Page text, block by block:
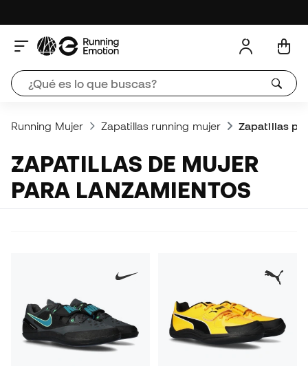
Running Mujer Zapatillas running mujer Zapatillas
ZAPATILLAS DE MUJER
PARA LANZAMIENTOS